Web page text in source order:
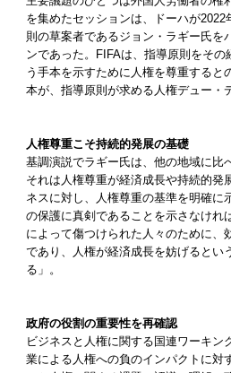
を集めたセッションは、ドーハが
則の草案者であるジョン・ラギー氏を
ンであった。FIFAは、指導原則をそ
う手本を示すために人権を尊重すると
本が、指導原則が求める人権デュー・
人権尊重こそ持続的発展の基礎
基調演説でラギー氏は、他の地域に比
それは人権尊重が経済成長や持続的発
ネスに対し、人権尊重の基準を明確
の保護に真剣であることを示さなけれ
によって傷つけられた人々のために
であり、人権が経済成長を妨げるとい
る」。
政府の役割の重要性を再確認
ビジネスと人権に関する国連ワーキ
業による人権への負のインパクトに対